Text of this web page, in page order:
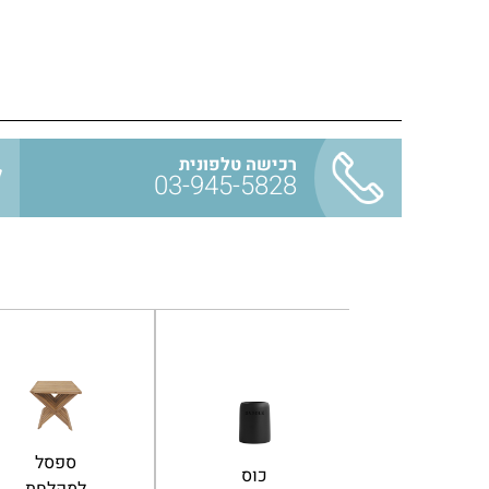
רכישה טלפונית
03-945-5828
כוס